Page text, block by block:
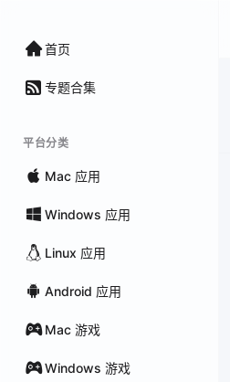
首页
专题合集
平台分类
Mac 应用
Windows 应用
Linux 应用
Android 应用
Mac 游戏
Windows 游戏